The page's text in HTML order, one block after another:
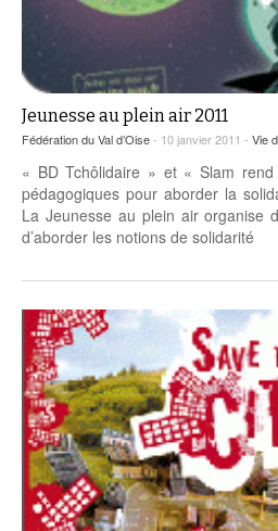
Malle pédagogique
d’hier et d’aujourd’hui »
Espace bénévoles
Story play’r
La ligue 95 et
Lutte contre
Education aux médias
Les veilleurs de
Formation Eco-
Actualité Ecole
… Formations BAFD
Pour s’inscrire
Actualités loisirs
Jeunesse au plein air 2011
Fédération du Val d’Oise- 10 janvier 2011 - Vie
« BD Tchôlidaire » et « Slam
pédagogiques pour aborder la
La Jeunesse au plein air organise
d’aborder les notions de solidarité